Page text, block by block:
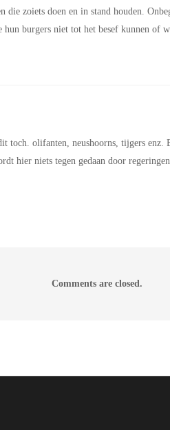
die zoiets doen en in stand houden.
hun burgers niet tot het besef kunnen
toch. olifanten, neushoorns, tijgers
hier niets tegen gedaan door
Comments are closed.